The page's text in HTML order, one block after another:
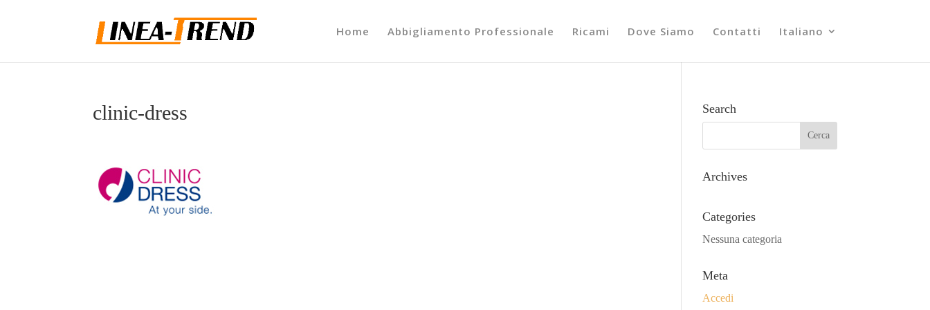
Home Abbigliamento Professionale Ricami Dove Siamo Contatti Italiano
clinic-dress Search
Archives
Categories
Nessuna categoria
Meta
Accedi